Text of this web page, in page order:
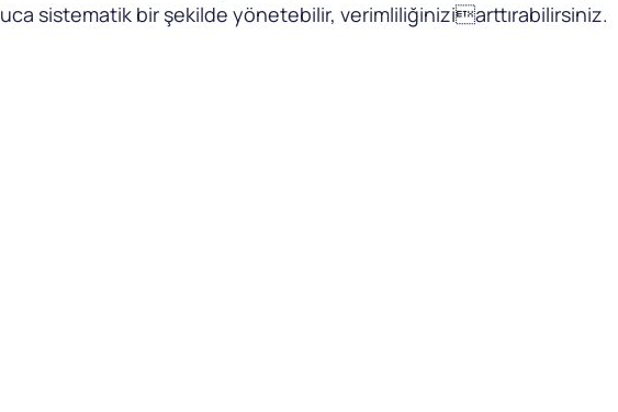
uca sistematik bir şekilde yönetebilir, verimliliğiniziarttırabilirsiniz.